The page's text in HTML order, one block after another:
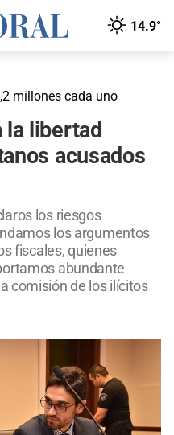
14.9°
millones cada uno
la libertad
acusados
los riesgos
los argumentos
fiscales, quienes
abundante
comisión de los ilícitos